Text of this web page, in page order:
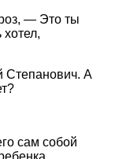
— Это ты
Степанович. А
сам собой